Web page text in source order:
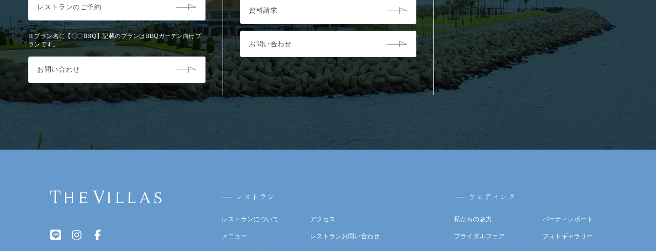
レストランのご予約
※プラン名に【〇〇BBQ】記載のプランはBBQガーデン向けプ
ランです。
お問い合わせ
資料請求
お問い合わせ
レストラン
レストランについて
メニュー
アクセス
レストランお問い合わせ
ウェディング
私たちの魅力
ブライダルフェア
パーティレポート
フォトギャラリー